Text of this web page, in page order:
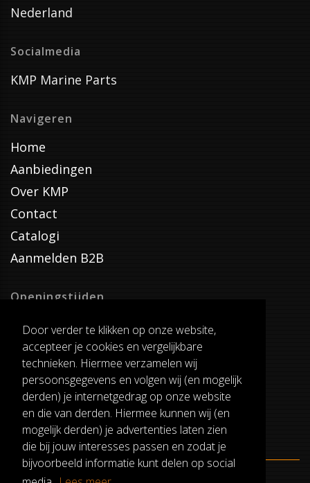
Door verder te klikken op onze website,
accepteer je cookies en vergelijkbare
technieken. Hiermee verzamelen wij
persoonsgegevens en volgen wij (en mogelijk
derden) je internetgedrag op onze website
en die van derden. Hiermee kunnen wij (en
mogelijk derden) je advertenties laten zien
die bij jouw interesses passen en zodat je
bijvoorbeeld informatie kunt delen op social
Nederland
Socialmedia
KMP Marine Parts
Navigeren
Home
Aanbiedingen
Over KMP
Contact
Catalogi
Aanmelden B2B
Openingstijden
Dinsdag T/M Zaterdag
van 8:00-17:00
Verzenddagen
Dinsdag T/M Vrijdag
Pauze
12:30-13:00